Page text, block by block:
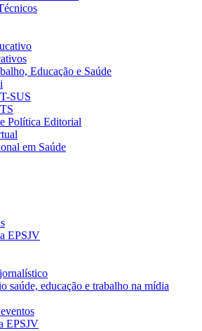
Educação e Saúde
SUS
Política Editorial
em Saúde
EPSJV
saúde, educação e trabalho na mídia
EPSJV